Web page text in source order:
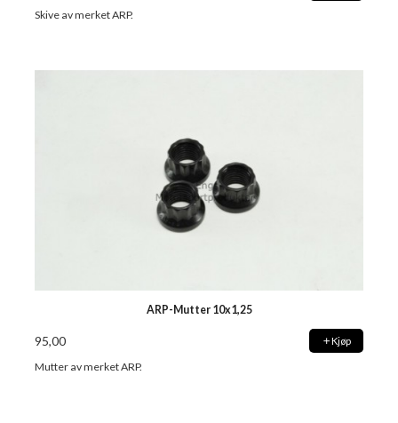
Skive av merket ARP.
ARP-Mutter 10x1,25
95,00 Kjøp
Mutter av merket ARP.